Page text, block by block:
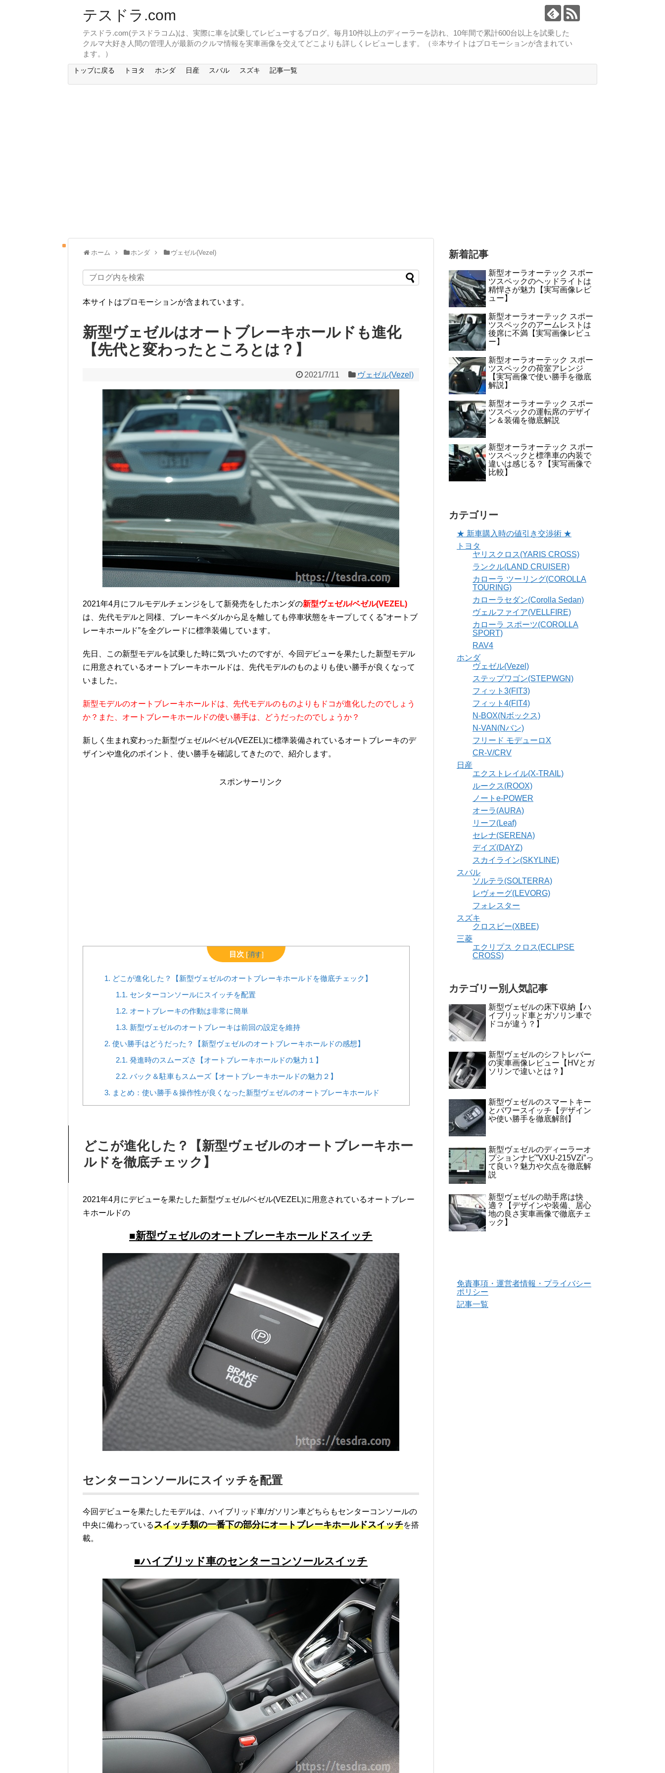
テスドラ.com
テスドラ.com(テスドラコム)は、実際に車を試乗してレビューするブログ。毎月10件以上のディーラーを訪れ、10年間で累計600台以上を試乗した
クルマ大好き人間の管理人が最新のクルマ情報を実車画像を交えてどこよりも詳しくレビューします。（※本サイトはプロモーションが含まれてい
ます。）
トップに戻る トヨタ ホンダ 日産 スバル スズキ 記事一覧
ホーム ホンダ ヴェゼル(Vezel)
本サイトはプロモーションが含まれています。
新型ヴェゼルはオートブレーキホールドも進化
【先代と変わったところとは？】
2021/7/11 ヴェゼル(Vezel)
2021年4月にフルモデルチェンジをして新発売をしたホンダの新型ヴェゼル/ベゼル(VEZEL)
は、先代モデルと同様、ブレーキペダルから足を離しても停車状態をキープしてくる”オートブ
レーキホールド”を全グレードに標準装備しています。
先日、この新型モデルを試乗した時に気づいたのですが、今回デビューを果たした新型モデル
に用意されているオートブレーキホールドは、先代モデルのものよりも使い勝手が良くなって
いました。
新型モデルのオートブレーキホールドは、先代モデルのものよりもドコが進化したのでしょう
か？また、オートブレーキホールドの使い勝手は、どうだったのでしょうか？
新しく生まれ変わった新型ヴェゼル/ベゼル(VEZEL)に標準装備されているオートブレーキのデ
ザインや進化のポイント、使い勝手を確認してきたので、紹介します。
スポンサーリンク
目次 [消す]
1. どこが進化した？【新型ヴェゼルのオートブレーキホールドを徹底チェック】
1.1. センターコンソールにスイッチを配置
1.2. オートブレーキの作動は非常に簡単
1.3. 新型ヴェゼルのオートブレーキは前回の設定を維持
2. 使い勝手はどうだった？【新型ヴェゼルのオートブレーキホールドの感想】
2.1. 発進時のスムーズさ【オートブレーキホールドの魅力１】
2.2. バック＆駐車もスムーズ【オートブレーキホールドの魅力２】
3. まとめ：使い勝手＆操作性が良くなった新型ヴェゼルのオートブレーキホールド
どこが進化した？【新型ヴェゼルのオートブレーキホー
ルドを徹底チェック】
2021年4月にデビューを果たした新型ヴェゼル/ベゼル(VEZEL)に用意されているオートブレー
キホールドの
■新型ヴェゼルのオートブレーキホールドスイッチ
センターコンソールにスイッチを配置
今回デビューを果たしたモデルは、ハイブリッド車/ガソリン車どちらもセンターコンソールの
中央に備わっているスイッチ類の一番下の部分にオートブレーキホールドスイッチを搭
載。
■ハイブリッド車のセンターコンソールスイッチ
新着記事
新型オーラオーテック スポー
ツスペックのヘッドライトは
精悍さが魅力【実写画像レビ
ュー】
新型オーラオーテック スポー
ツスペックのアームレストは
後席に不満【実写画像レビュ
ー】
新型オーラオーテック スポー
ツスペックの荷室アレンジ
【実写画像で使い勝手を徹底
解説】
新型オーラオーテック スポー
ツスペックの運転席のデザイ
ン＆装備を徹底解説
新型オーラオーテック スポー
ツスペックと標準車の内装で
違いは感じる？【実写画像で
比較】
カテゴリー
★ 新車購入時の値引き交渉術 ★
トヨタ
ヤリスクロス(YARIS CROSS)
ランクル(LAND CRUISER)
カローラ ツーリング(COROLLA
TOURING)
カローラセダン(Corolla Sedan)
ヴェルファイア(VELLFIRE)
カローラ スポーツ(COROLLA
SPORT)
RAV4
ホンダ
ヴェゼル(Vezel)
ステップワゴン(STEPWGN)
フィット3(FIT3)
フィット4(FIT4)
N-BOX(Nボックス)
N-VAN(Nバン)
フリード モデューロX
CR-V/CRV
日産
エクストレイル(X-TRAIL)
ルークス(ROOX)
ノートe-POWER
オーラ(AURA)
リーフ(Leaf)
セレナ(SERENA)
デイズ(DAYZ)
スカイライン(SKYLINE)
スバル
ソルテラ(SOLTERRA)
レヴォーグ(LEVORG)
フォレスター
スズキ
クロスビー(XBEE)
三菱
エクリプス クロス(ECLIPSE
CROSS)
カテゴリー別人気記事
新型ヴェゼルの床下収納【ハ
イブリッド車とガソリン車で
ドコが違う？】
新型ヴェゼルのシフトレバー
の実車画像レビュー【HVとガ
ソリンで違いとは？】
新型ヴェゼルのスマートキー
とパワースイッチ【デザイン
や使い勝手を徹底解剖】
新型ヴェゼルのディーラーオ
プションナビ”VXU-215VZi”っ
て良い？魅力や欠点を徹底解
説
新型ヴェゼルの助手席は快
適？【デザインや装備、居心
地の良さ実車画像で徹底チェ
ック】
免責事項・運営者情報・プライバシー
ポリシー
記事一覧